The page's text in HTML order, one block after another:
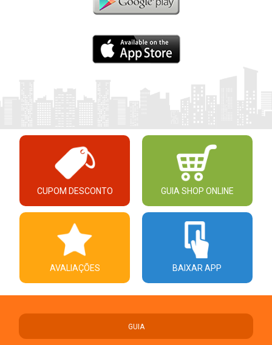
CUPOM DESCONTO GUIA SHOP ONLINE
AVALIAÇÕES BAIXAR APP
GUIA